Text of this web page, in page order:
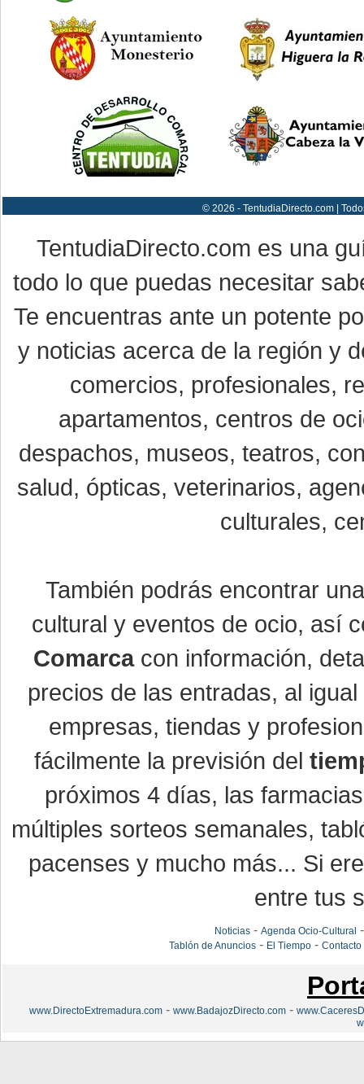
© 2026 - TentudiaDirecto.com |
TentudiaDirecto.com es una
todo lo que puedas necesitar
Te encuentras ante un potente
y noticias acerca de la región y
comercios, profesionales,
apartamentos, centros de
despachos, museos, teatros,
salud, ópticas, veterinarios,
culturales,
También podrás encontrar
cultural y eventos de ocio, así
Comarcacon información,
precios de las entradas, al
empresas, tiendas y
fácilmente la previsión del
próximos 4 días, las
múltiples sorteos semanales,
pacenses y mucho más... Si
entre tus
Noticias- Agenda Ocio-Cultural
Tablón de Anuncios- El Tiempo- Contacto
www.DirectoExtremadura.com - www.BadajozDirecto.com -